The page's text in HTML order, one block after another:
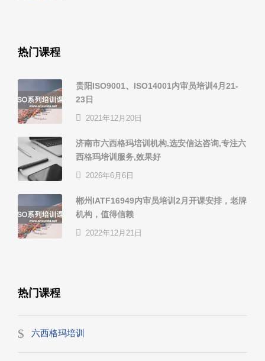
热门课程
贵阳ISO9001、ISO14001内审员培训4月21-
23日
2021年12月20日
济南市六西格玛培训机构,选安信达咨询,专注六
西格玛培训服务,效果好
2026年6月6日
郴州IATF16949内审员培训2月开课安排，老牌
机构，值得信赖
2022年12月21日
热门课程
六西格玛培训